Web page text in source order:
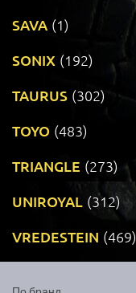
SAVA (1)
SONIX (192)
TAURUS (302)
TOYO (483)
TRIANGLE (273)
UNIROYAL (312)
VREDESTEIN (469)